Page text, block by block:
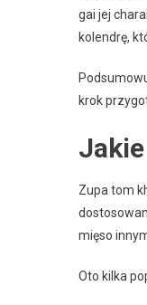
gai jej
kolendrę,
krok
Zupa tom
mięso
Oto kilka